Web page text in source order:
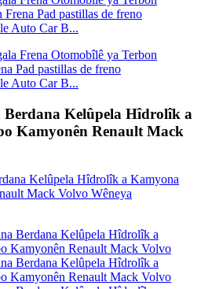
Auto Car B...
Auto Car B...
Kelûpela Hîdrolîk a
Kamyonên Renault Mack